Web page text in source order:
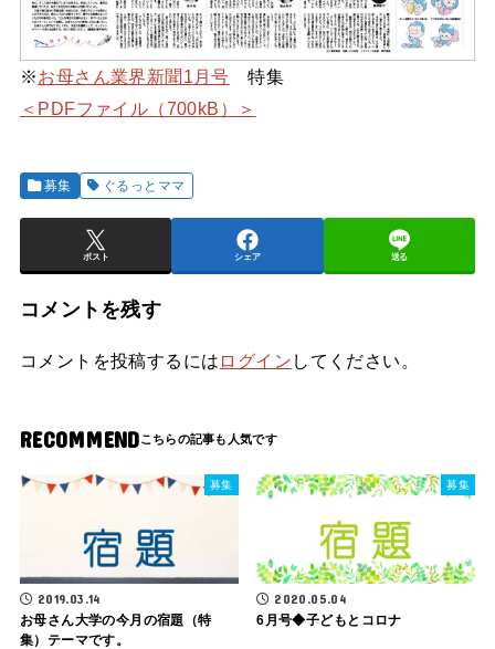
※お母さん業界新聞1月号 特集
＜PDFファイル（700kB）＞
募集 ぐるっとママ
ポスト シェア 送る
コメントを残す
コメントを投稿するには ログイン してください。
RECOMMEND
募集
2019.03.14
お母さん大学の今月の宿題（特
集）テーマです。
募集
2020.05.04
6月号◆子どもとコロナ